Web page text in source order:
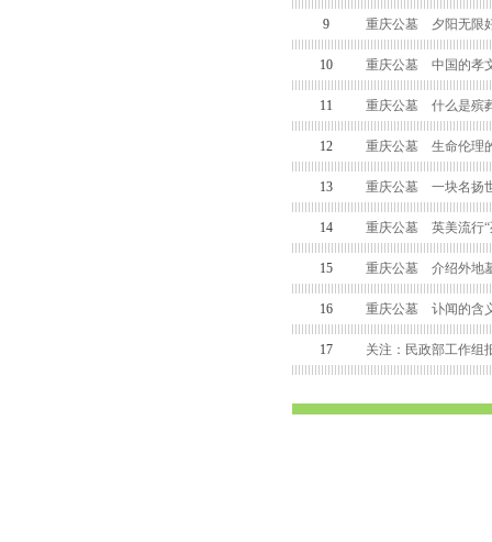
9 重庆公墓 夕阳无限
10 重庆公墓 中国的孝
11 重庆公墓 什么是殡
12 重庆公墓 生命伦理
13 重庆公墓 一块名扬
14 重庆公墓 英美流行“
15 重庆公墓 介绍外地
16 重庆公墓 讣闻的含
17 关注：民政部工作组